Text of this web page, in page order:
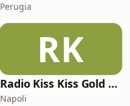
Perugia
RK
Radio Kiss Kiss Gold Rock
Napoli